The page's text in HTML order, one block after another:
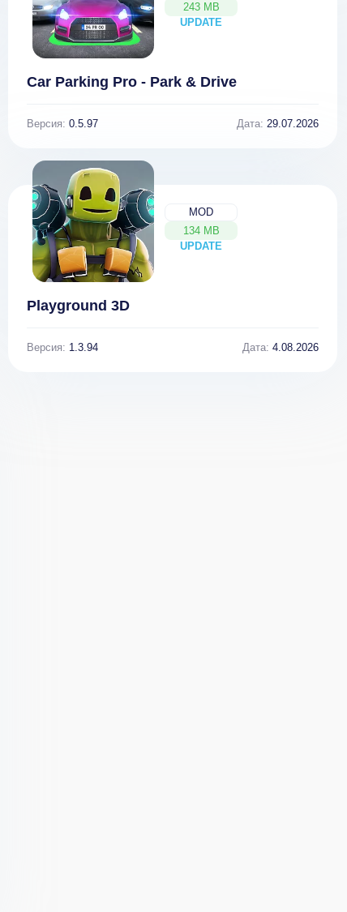
243 MB
UPDATE
NEW
Car Parking Pro - Park & Drive
Версия: 0.5.97 Дата: 29.07.2026
MOD
134 MB
UPDATE
NEW
Playground 3D
Версия: 1.3.94 Дата: 4.08.2026